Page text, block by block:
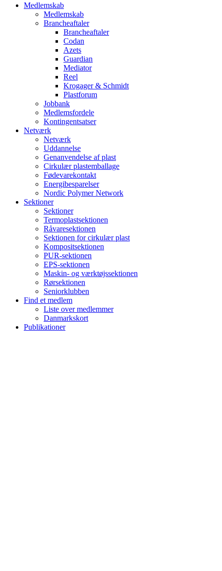
Medlemskab
Medlemskab
Brancheaftaler
Brancheaftaler
Codan
Azets
Guardian
Mediator
Reel
Krogager & Schmidt
Plastforum
Jobbank
Medlemsfordele
Kontingentsatser
Netværk
Netværk
Uddannelse
Genanvendelse af plast
Cirkulær plastemballage
Fødevarekontakt
Energibesparelser
Nordic Polymer Network
Sektioner
Sektioner
Termoplastsektionen
Råvaresektionen
Sektionen for cirkulær plast
Kompositsektionen
PUR-sektionen
EPS-sektionen
Maskin- og værktøjssektionen
Rørsektionen
Seniorklubben
Find et medlem
Liste over medlemmer
Danmarkskort
Publikationer